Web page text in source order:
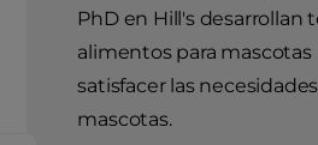
PhD en Hill's desarrollan
alimentos para mascotas
satisfacer las
mascotas.